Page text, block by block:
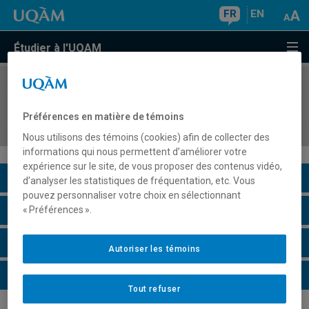
FR EN
Étudier à l'UQAM
COURS//
mathématiques en milieu de pratique
Description du cours
Horaire - Été 2026
Horaire - Automne 2026
Horaire - Hiver 2027
Préférences en matière de témoins
Nous utilisons des témoins (cookies) afin de collecter des
informations qui nous permettent d’améliorer votre
expérience sur le site, de vous proposer des contenus vidéo,
d’analyser les statistiques de fréquentation, etc. Vous
pouvez personnaliser votre choix en sélectionnant
« Préférences ».
Tout refuser
Autoriser les témoins